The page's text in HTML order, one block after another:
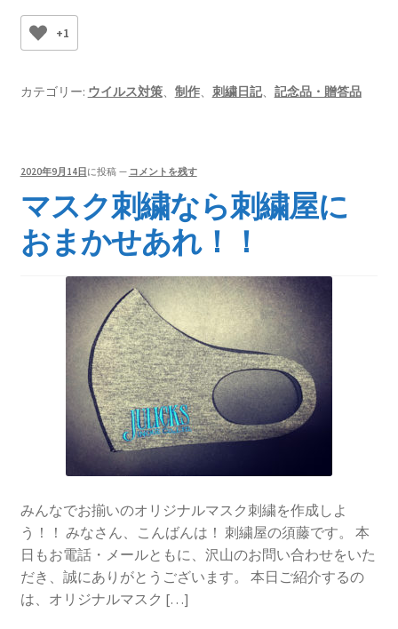
+1
カテゴリー: ウイルス対策、 制作、 刺繍日記、 記念品・贈答品
2020年9月14日に投稿 — コメントを残す
マスク刺繍なら刺繍屋に
おまかせあれ！！
みんなでお揃いのオリジナルマスク刺繍を作成しよ
う！！ みなさん、こんばんは！ 刺繍屋の須藤です。 本
日もお電話・メールともに、沢山のお問い合わせをいた
だき、誠にありがとうございます。 本日ご紹介するの
は、オリジナルマスク […]